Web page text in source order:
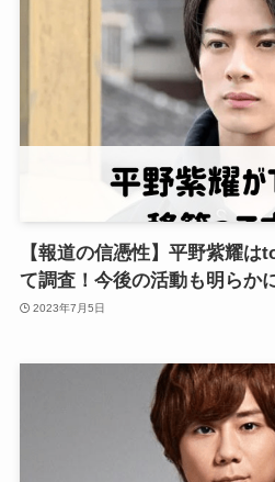
【報道の信憑性】平野紫耀
て調査！今後の活動も明らか
2023年7月5日